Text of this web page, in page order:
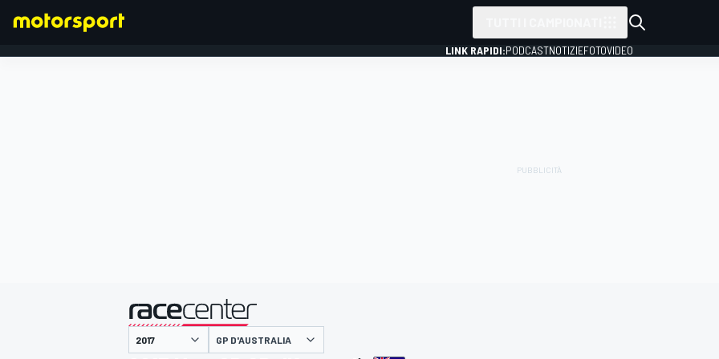
LINK RAPIDI:PODCASTNOTIZIEFOTOVIDEO
presentato da
GP D'AUSTRALIA